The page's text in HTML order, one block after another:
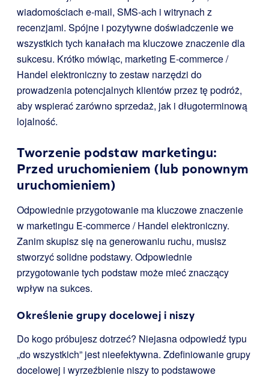
wiadomościach e-mail, SMS-ach i witrynach z
recenzjami. Spójne i pozytywne doświadczenie we
wszystkich tych kanałach ma kluczowe znaczenie dla
sukcesu. Krótko mówiąc, marketing E-commerce /
Handel elektroniczny to zestaw narzędzi do
prowadzenia potencjalnych klientów przez tę podróż,
aby wspierać zarówno sprzedaż, jak i długoterminową
lojalność.
Tworzenie podstaw marketingu:
Przed uruchomieniem (lub ponownym
uruchomieniem)
Odpowiednie przygotowanie ma kluczowe znaczenie
w marketingu E-commerce / Handel elektroniczny.
Zanim skupisz się na generowaniu ruchu, musisz
stworzyć solidne podstawy. Odpowiednie
przygotowanie tych podstaw może mieć znaczący
wpływ na sukces.
Określenie grupy docelowej i niszy
Do kogo próbujesz dotrzeć? Niejasna odpowiedź typu
„do wszystkich” jest nieefektywna. Zdefiniowanie grupy
docelowej i wyrzeźbienie niszy to podstawowe